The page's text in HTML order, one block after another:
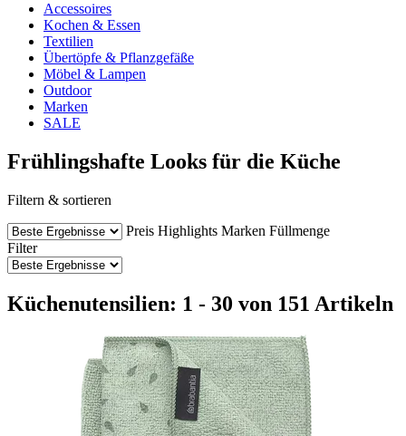
Accessoires
Kochen & Essen
Textilien
Übertöpfe & Pflanzgefäße
Möbel & Lampen
Outdoor
Marken
SALE
Frühlingshafte Looks für die Küche
Filtern & sortieren
Preis Highlights Marken Füllmenge
Filter
Küchenutensilien: 1 - 30 von 151 Artikeln